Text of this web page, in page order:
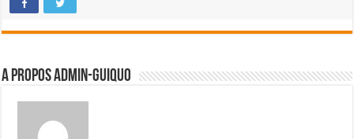
A propos admin-guiquo